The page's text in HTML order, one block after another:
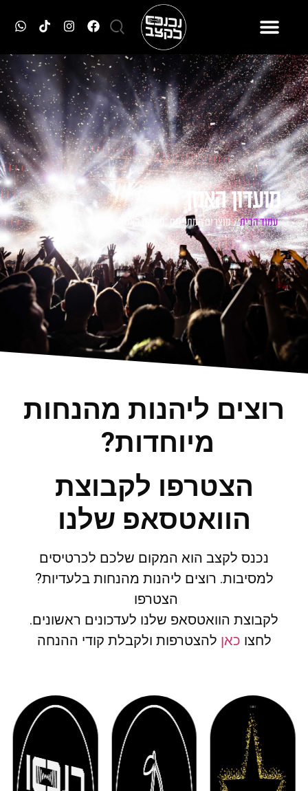
מועדון האוזן
עמוד הבית/ מוצרים המתויגים “מועדון האוזן”
רוצים ליהנות מהנחות
מיוחדות?
הצטרפו לקבוצת
הוואטסאפ שלנו
נכנס לקצב הוא המקום שלכם לכרטיסים
למסיבות. רוצים ליהנות מהנחות בלעדיות?
הצטרפו
לקבוצת הוואטסאפ שלנו לעדכונים ראשונים.
לחצו כאן להצטרפות ולקבלת קודי ההנחה
( 20 )
( 11 )